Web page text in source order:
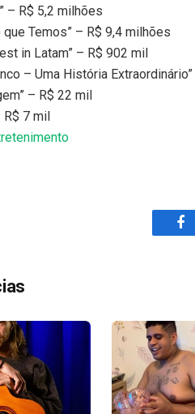
– R$ 5,2 milhões
que Temos” – R$ 9,4 milhões
in Latam” – R$ 902 mil
– Uma História
– R$ 22 mil
R$ 7 mil